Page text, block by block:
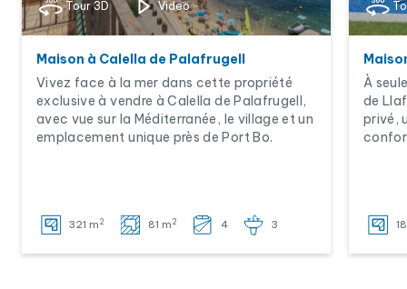
Tour 3D Video
Maison à Calella de Palafrugell
Vivez face à la mer dans cette propriété
exclusive à vendre à Calella de Palafrugell,
avec vue sur la Méditerranée, le village et un
emplacement unique près de Port Bo.
321 m 2 81 m 2 4 3
À
de
privé,